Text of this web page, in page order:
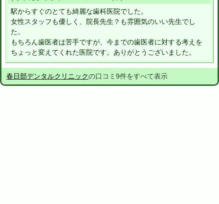
駅からすぐのとても綺麗な歯科医院でした。
女性スタッフも優しく、院長先生？も雰囲気のいい先生でし
た。
もちろん歯医者は苦手ですが、今までの歯医者に対する考えを
ちょっと変えてくれた医院です。ありがとうございました。
春日部デンタルクリニックの口コミ9件をすべて表示